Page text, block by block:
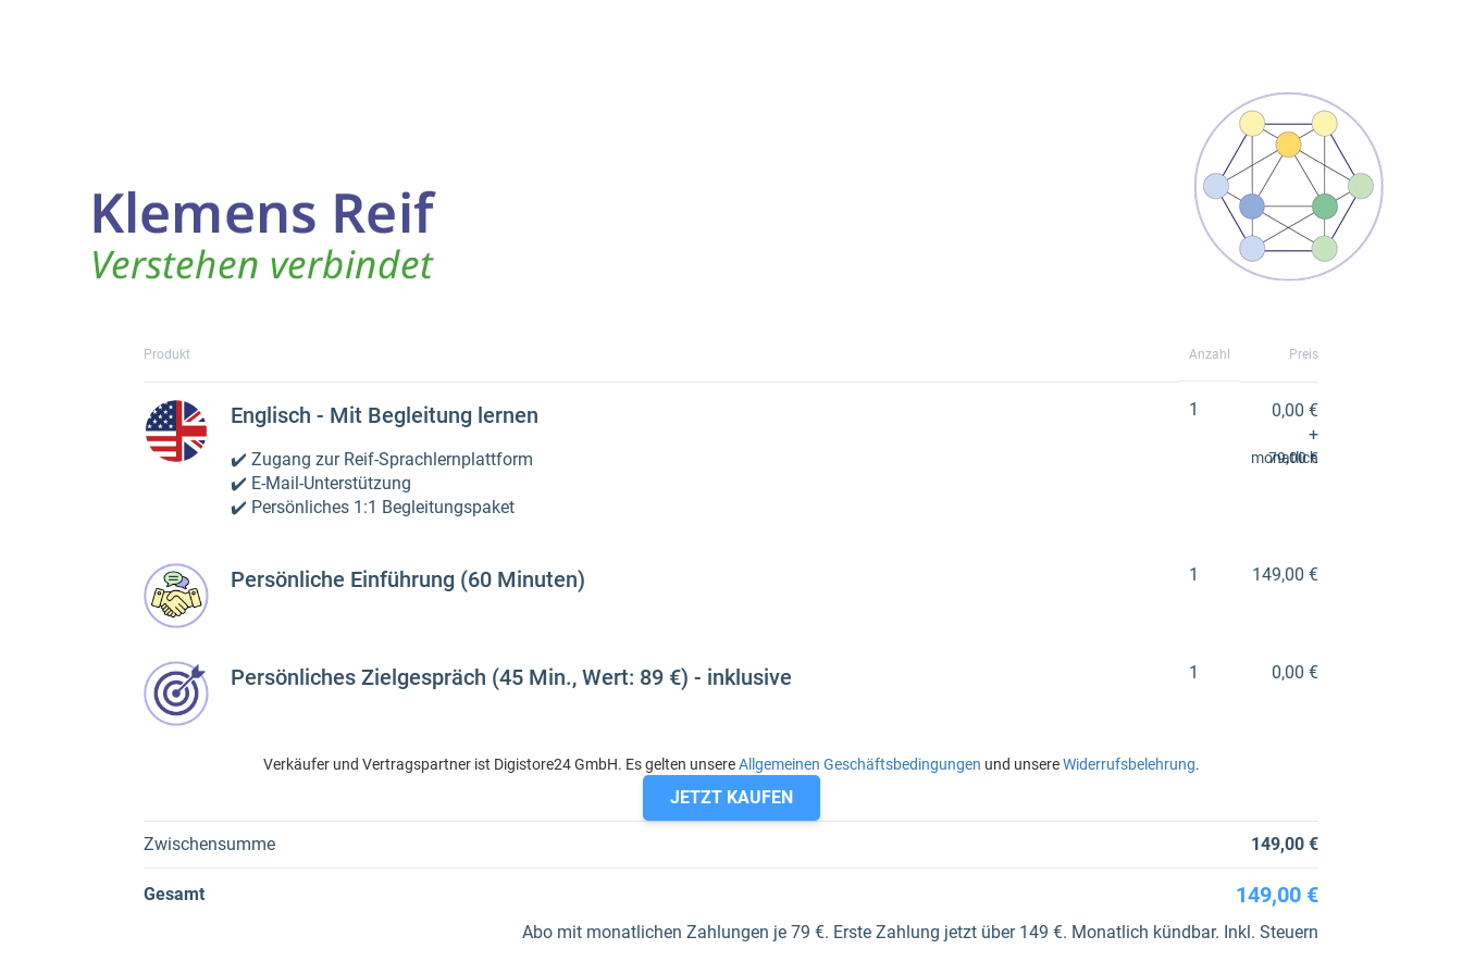
Produkt Anzahl Preis
Englisch - Mit Begleitung lernen
✔️ Zugang zur Reif-Sprachlernplattform
✔️ E-Mail-Unterstützung
✔️ Persönliches 1:1 Begleitungspaket
1
0,00 €
+
79,00 €
monatlich
Persönliche Einführung (60 Minuten) 1 149,00 €
Persönliches Zielgespräch (45 Min., Wert: 89 €) - inklusive 1 0,00 €
Verkäufer und Vertragspartner ist Digistore24 GmbH. Es gelten unsereAllgemeinen Geschäftsbedingungen und unsereWiderrufsbelehrung.
JETZT KAUFEN
Zwischensumme 149,00 €
Gesamt 149,00 €
Abo mit monatlichen Zahlungen je 79 €. Erste Zahlung jetzt über 149 €. Monatlich kündbar. Inkl. Steuern